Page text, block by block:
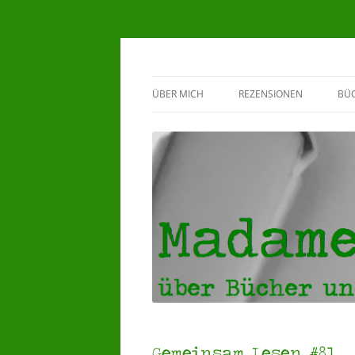
ÜBER MICH REZENSIONEN
♥HERZENSBÜCHER ♥
4 STERNE REZENSIONEN
3 STERNE REZENSIONEN